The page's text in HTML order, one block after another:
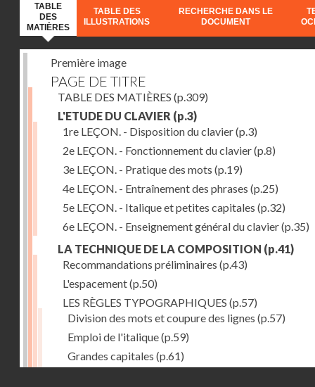
TABLE
DES
MATIÈRES
TABLE DES
ILLUSTRATIONS
RECHERCHE DANS LE
DOCUMENT
Première image
PAGE DE TITRE
TABLE DES MATIÈRES (p.309)
L'ETUDE DU CLAVIER (p.3)
1re LEÇON. - Disposition du clavier(p.3)
2e LEÇON. - Fonctionnement du clavier(p.8)
3e LEÇON. - Pratique des mots (p.19)
4e LEÇON. - Entraînement des phrases (p.25)
5e LEÇON. - Italique et petites capitales (p.32)
6e LEÇON. - Enseignement général du clavier(p.35)
LA TECHNIQUE DE LA COMPOSITION (p.41)
Recommandations préliminaires (p.43)
L'espacement(p.50)
LES RÈGLES TYPOGRAPHIQUES (p.57)
Division des mots et coupure des lignes (p.57)
Emploi de l'italique(p.59)
Grandes capitales (p.61)